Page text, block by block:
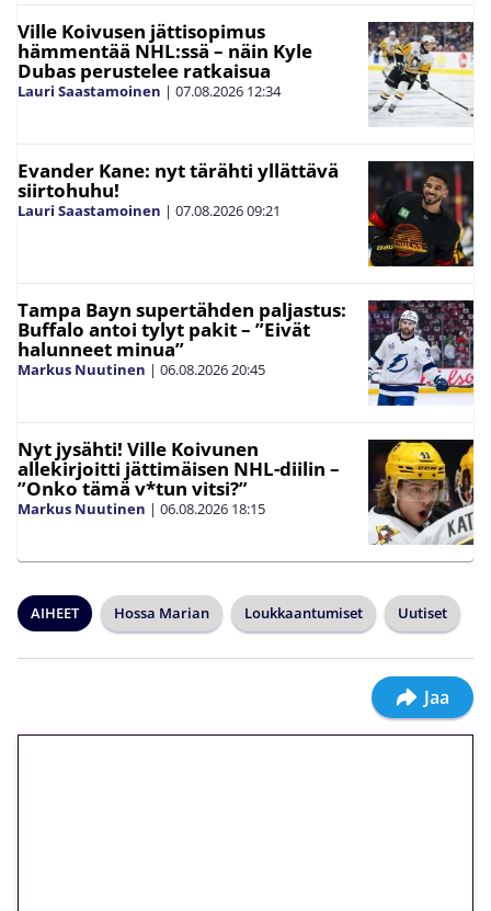
Ville Koivusen jättisopimus
hämmentää NHL:ssä – näin Kyle
Dubas perustelee ratkaisua
Lauri Saastamoinen | 07.08.2026 12:34
Evander Kane: nyt tärähti yllättävä
siirtohuhu!
Lauri Saastamoinen | 07.08.202609:21
Tampa Bayn supertähden paljastus:
Buffalo antoi tylyt pakit – ”Eivät
halunneet minua”
Markus Nuutinen | 06.08.202620:45
Nyt jysähti! Ville Koivunen
allekirjoitti jättimäisen NHL-diilin –
”Onko tämä v*tun vitsi?”
Markus Nuutinen | 06.08.2026 18:15
AIHEET Hossa Marian Loukkaantumiset Uutiset
Jaa